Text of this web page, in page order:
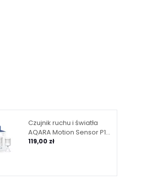
Czujnik ruchu i światła
AQARA Motion Sensor P1
(MS-S02)
119,00 zł